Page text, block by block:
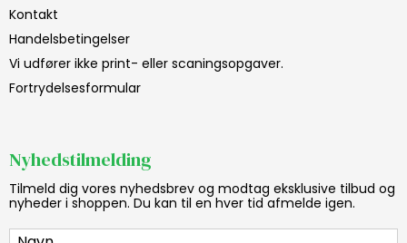
Kontakt
Handelsbetingelser
Vi udfører ikke print- eller scaningsopgaver.
Fortrydelsesformular
Nyhedstilmelding
Tilmeld dig vores nyhedsbrev og modtag eksklusive tilbud og
nyheder i shoppen. Du kan til en hver tid afmelde igen.